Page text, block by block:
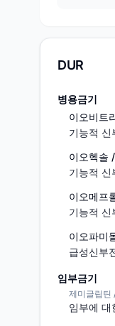
DUR
병용금기
이오비트
기능적 신
이오헥솔
기능적 신
이오메프
기능적 신
이오파미
급성신부
임부금기
제미글립틴
임부에 대